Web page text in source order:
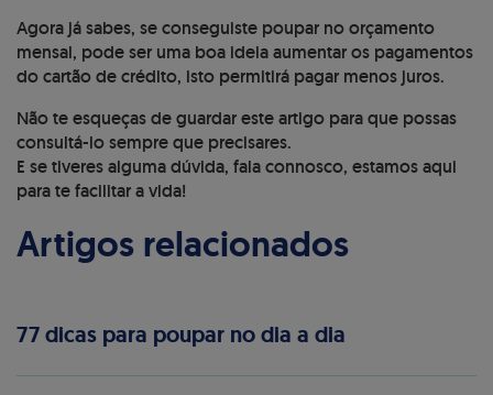
Agora já sabes, se conseguiste poupar no orçamento
mensal, pode ser uma boa ideia aumentar os pagamentos
do cartão de crédito, isto permitirá pagar menos juros.
Não te esqueças de guardar este artigo para que possas
consultá-lo sempre que precisares.
E se tiveres alguma dúvida, fala connosco, estamos aqui
para te facilitar a vida!
Artigos relacionados
77 dicas para poupar no dia a dia